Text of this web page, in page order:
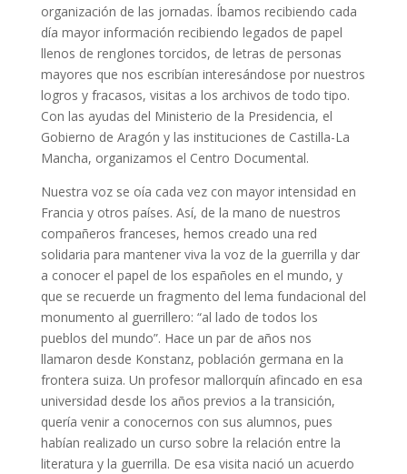
organización de las jornadas. Íbamos recibiendo cada
día mayor información recibiendo legados de papel
llenos de renglones torcidos, de letras de personas
mayores que nos escribían interesándose por nuestros
logros y fracasos, visitas a los archivos de todo tipo.
Con las ayudas del Ministerio de la Presidencia, el
Gobierno de Aragón y las instituciones de Castilla-La
Mancha, organizamos el Centro Documental.
Nuestra voz se oía cada vez con mayor intensidad en
Francia y otros países. Así, de la mano de nuestros
compañeros franceses, hemos creado una red
solidaria para mantener viva la voz de la guerrilla y dar
a conocer el papel de los españoles en el mundo, y
que se recuerde un fragmento del lema fundacional del
monumento al guerrillero: “al lado de todos los
pueblos del mundo”. Hace un par de años nos
llamaron desde Konstanz, población germana en la
frontera suiza. Un profesor mallorquín afincado en esa
universidad desde los años previos a la transición,
quería venir a conocernos con sus alumnos, pues
habían realizado un curso sobre la relación entre la
literatura y la guerrilla. De esa visita nació un acuerdo